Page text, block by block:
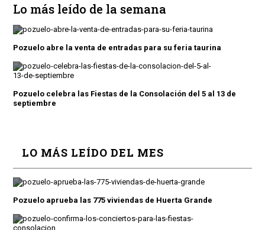
Lo más leído de la semana
Pozuelo abre la venta de entradas para su feria taurina
Pozuelo celebra las Fiestas de la Consolación del 5 al 13 de
septiembre
LO MÁS LEÍDO DEL MES
Pozuelo aprueba las 775 viviendas de Huerta Grande